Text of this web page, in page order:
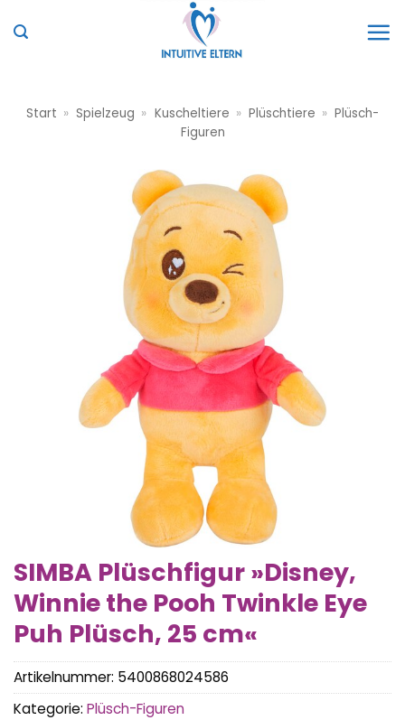
Inhalt
Start » Spielzeug » Kuscheltiere » Plüschtiere » Plüsch-
Figuren
SIMBA Plüschfigur »Disney,
Winnie the Pooh Twinkle Eye
Puh Plüsch, 25 cm«
Artikelnummer: 5400868024586
Kategorie: Plüsch-Figuren